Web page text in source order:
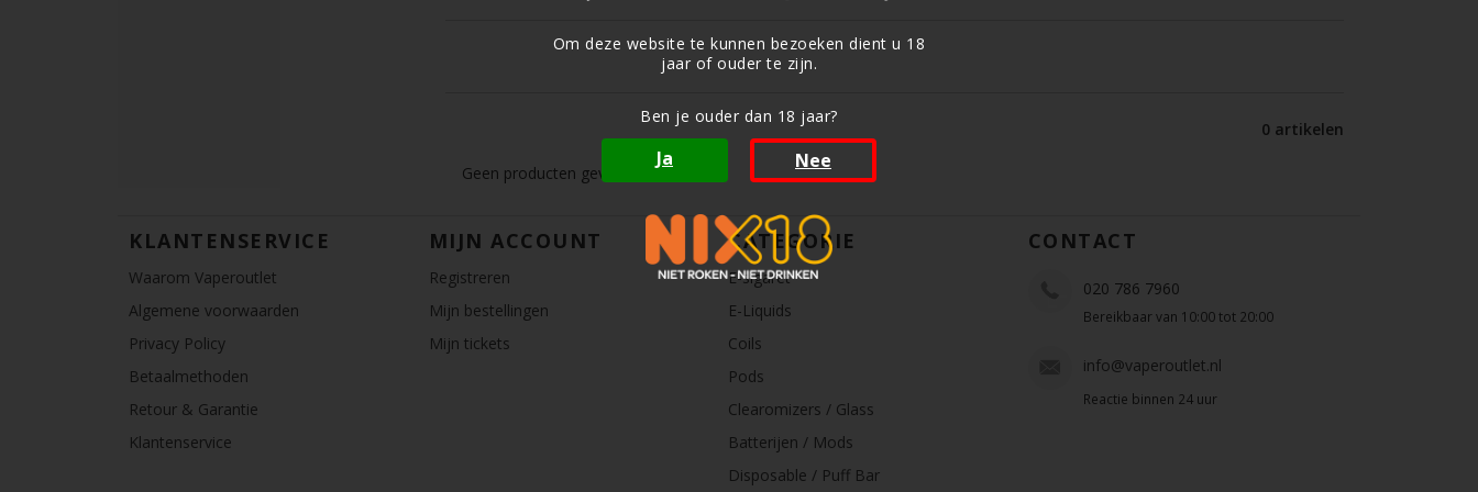
Om deze website te kunnen bezoeken dient u 18
jaar of ouder te zijn.
Ben je ouder dan 18 jaar?
Ja Nee
0 artikelen
Geen producten gevonden!...
KLANTENSERVICE
Waarom Vaperoutlet
Algemene voorwaarden
Privacy Policy
Betaalmethoden
Retour & Garantie
Klantenservice
MIJN ACCOUNT
Registreren
Mijn bestellingen
Mijn tickets
CATEGORIE
E-sigaret
E-Liquids
Coils
Pods
Clearomizers / Glass
Batterijen / Mods
Disposable / Puff Bar
CONTACT
020 786 7960
Bereikbaar van 10:00 tot 20:00
info@vaperoutlet.nl
Reactie binnen 24 uur